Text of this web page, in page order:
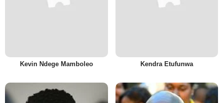
Kevin Ndege Mamboleo Kendra Etufunwa